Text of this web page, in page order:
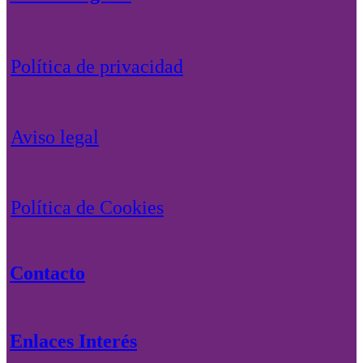
Política de privacidad
Aviso legal
Política de Cookies
Contacto
Enlaces Interés